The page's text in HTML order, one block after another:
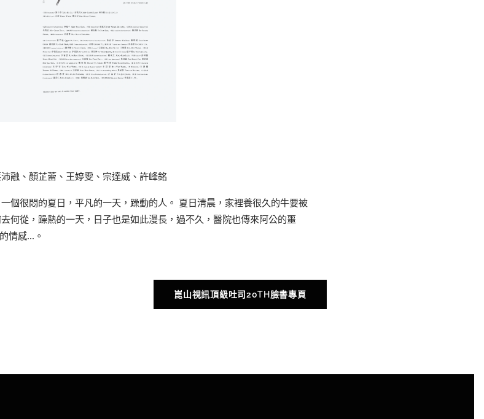
融、顏芷蕾、王婷雯、宗達威、許峰銘
個很悶的夏日，平凡的一天，躁動的人。 夏日淸晨，家裡養很久的牛要被
何從，躁熱的一天，日子也是如此漫長，過不久，醫院也傳來阿公的噩
情感...。
崑山視訊頂級吐司20TH臉書專頁